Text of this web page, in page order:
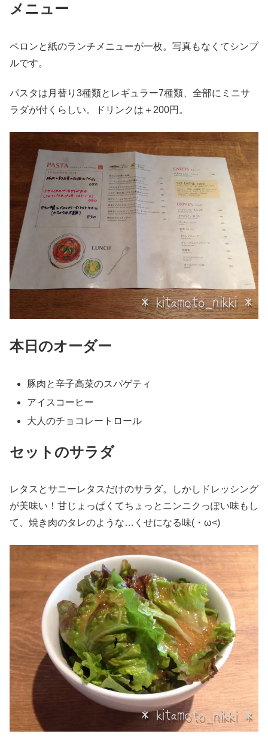
メニュー
ペロンと紙のランチメニューが一枚。写真もなくてシンプ
ルです。
パスタは月替り3種類とレギュラー7種類、全部にミニサ
ラダが付くらしい。ドリンクは＋200円。
本日のオーダー
豚肉と辛子高菜のスパゲティ
アイスコーヒー
大人のチョコレートロール
セットのサラダ
レタスとサニーレタスだけのサラダ。しかしドレッシング
が美味い！甘じょっぱくてちょっとニンニクっぽい味もし
て、焼き肉のタレのような…くせになる味(・ω<)